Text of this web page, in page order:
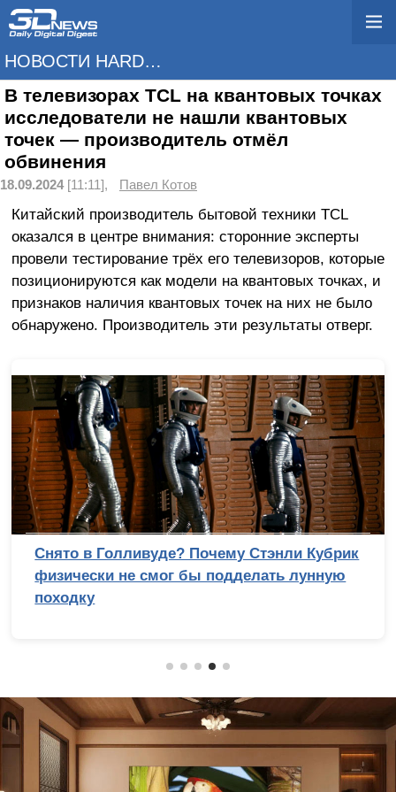
НОВОСТИ HARDWARE
В телевизорах TCL на квантовых точках
исследователи не нашли квантовых
точек — производитель отмёл
обвинения
18.09.2024[11:11], Павел Котов
Китайский производитель бытовой техники TCL
оказался в центре внимания: сторонние эксперты
провели тестирование трёх его телевизоров, которые
позиционируются как модели на квантовых точках, и
признаков наличия квантовых точек на них не было
обнаружено. Производитель эти результаты отверг.
Снято в Голливуде? Почему Стэнли Кубрик
физически не смог бы подделать лунную
походку